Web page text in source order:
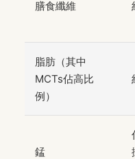
膳食纖維
脂肪（其中
MCTs佔高比
例）
錳